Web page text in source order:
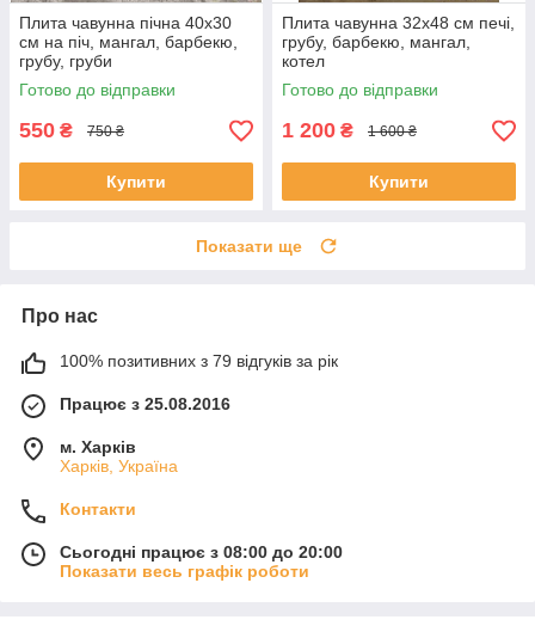
Плита чавунна пічна 40х30
см на піч, мангал, барбекю,
грубу, груби
Готово до відправки
550 ₴ 750 ₴
Купити
Плита чавунна 32х48 см печі,
грубу, барбекю, мангал,
котел
Готово до відправки
1 200 ₴ 1 600 ₴
Купити
Показати ще
Про нас
100% позитивних з 79 відгуків за рік
Працює з 25.08.2016
м. Харків
Харків, Україна
Контакти
Сьогодні працює з 08:00 до 20:00
Показати весь графік роботи